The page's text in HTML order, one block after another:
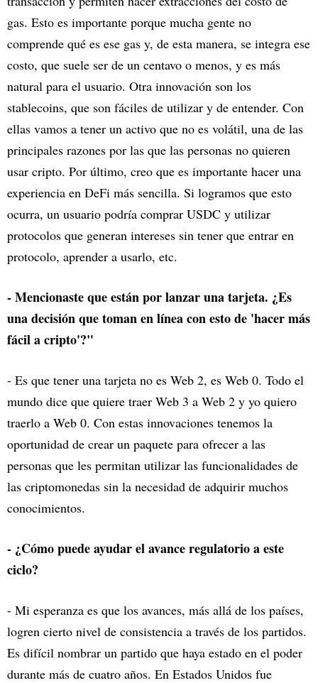
gas. Esto es importante porque mucha gente no
comprende qué es ese gas y, de esta manera, se integra ese
costo, que suele ser de un centavo o menos, y es más
natural para el usuario. Otra innovación son los
stablecoins, que son fáciles de utilizar y de entender. Con
ellas vamos a tener un activo que no es volátil, una de las
principales razones por las que las personas no quieren
usar cripto. Por último, creo que es importante hacer una
experiencia en DeFi más sencilla. Si logramos que esto
ocurra, un usuario podría comprar USDC y utilizar
protocolos que generan intereses sin tener que entrar en
protocolo, aprender a usarlo, etc.
- Mencionaste que están por lanzar una tarjeta. ¿Es
una decisión que toman en línea con esto de 'hacer más
fácil a cripto'?"
- Es que tener una tarjeta no es Web 2, es Web 0. Todo el
mundo dice que quiere traer Web 3 a Web 2 y yo quiero
traerlo a Web 0. Con estas innovaciones tenemos la
oportunidad de crear un paquete para ofrecer a las
personas que les permitan utilizar las funcionalidades de
las criptomonedas sin la necesidad de adquirir muchos
conocimientos.
- ¿Cómo puede ayudar el avance regulatorio a este
ciclo?
- Mi esperanza es que los avances, más allá de los países,
logren cierto nivel de consistencia a través de los partidos.
Es difícil nombrar un partido que haya estado en el poder
durante más de cuatro años. En Estados Unidos fue